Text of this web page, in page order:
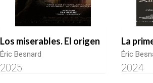
Los miserables. El origen
Éric Besnard
2025
La
Éric
2024